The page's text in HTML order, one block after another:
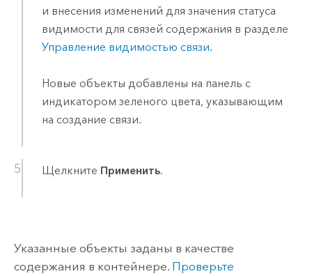
и внесения изменений для значения статуса
видимости для связей содержания в разделе
Управление видимостью связи.
Новые объекты добавлены на панель с
индикатором зеленого цвета, указывающим
на создание связи.
Щелкните Применить.
Указанные объекты заданы в качестве
содержания в контейнере. Проверьте